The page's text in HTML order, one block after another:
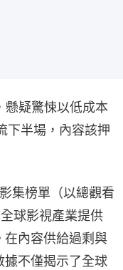
疑驚悚以低成本
下半場，內容該押
集榜單（以總觀看
球影視產業提供
在內容供給過剩與
據不僅揭示了全球